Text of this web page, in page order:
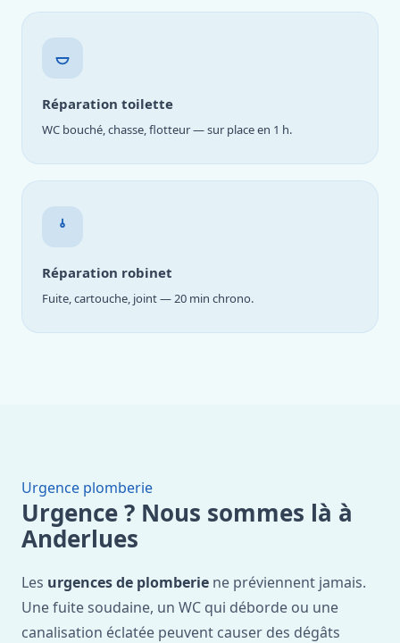
Réparation toilette
WC bouché, chasse, flotteur — sur place en 1 h.
Réparation robinet
Fuite, cartouche, joint — 20 min chrono.
Urgence plomberie
Urgence ? Nous sommes là à
Anderlues
Les urgences de plomberie ne préviennent jamais.
Une fuite soudaine, un WC qui déborde ou une
canalisation éclatée peuvent causer des dégâts